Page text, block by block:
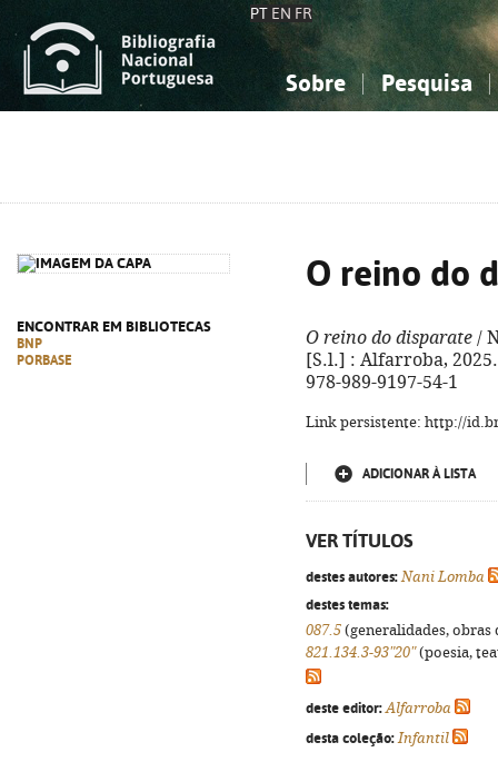
PT EN FR
Sobre Pesquisa
ENCONTRAR EM BIBLIOTECAS
BNP
PORBASE
O reino do
O reino do disparate /
[S.l.] : Alfarroba,
978-989-9197-54-1
Link persistente: http://
ADICIONAR À LISTA
VER TÍTULOS
destes autores: Nani Lomba
destes temas:
087.5 (generalidades,
821.134.3-93"20"(poesia,
deste editor: Alfarroba
desta coleção: Infantil